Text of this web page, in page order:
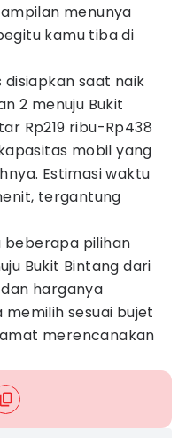
menunya
kamu tiba di
saat naik
2 menuju Bukit
Rp219 ribu-Rp438
mobil yang
Estimasi waktu
tergantung
beberapa pilihan
Bukit Bintang dari
harganya
memilih sesuai bujet
merencanakan